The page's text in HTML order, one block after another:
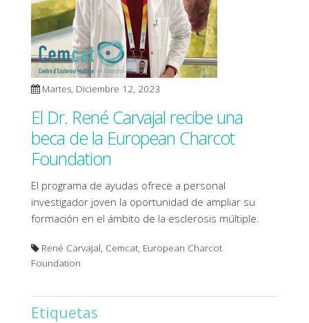
Martes, Diciembre 12, 2023
El Dr. René Carvajal recibe una
beca de la European Charcot
Foundation
El programa de ayudas ofrece a personal
investigador joven la oportunidad de ampliar su
formación en el ámbito de la esclerosis múltiple.
René Carvajal, Cemcat, European Charcot
Foundation
Etiquetas